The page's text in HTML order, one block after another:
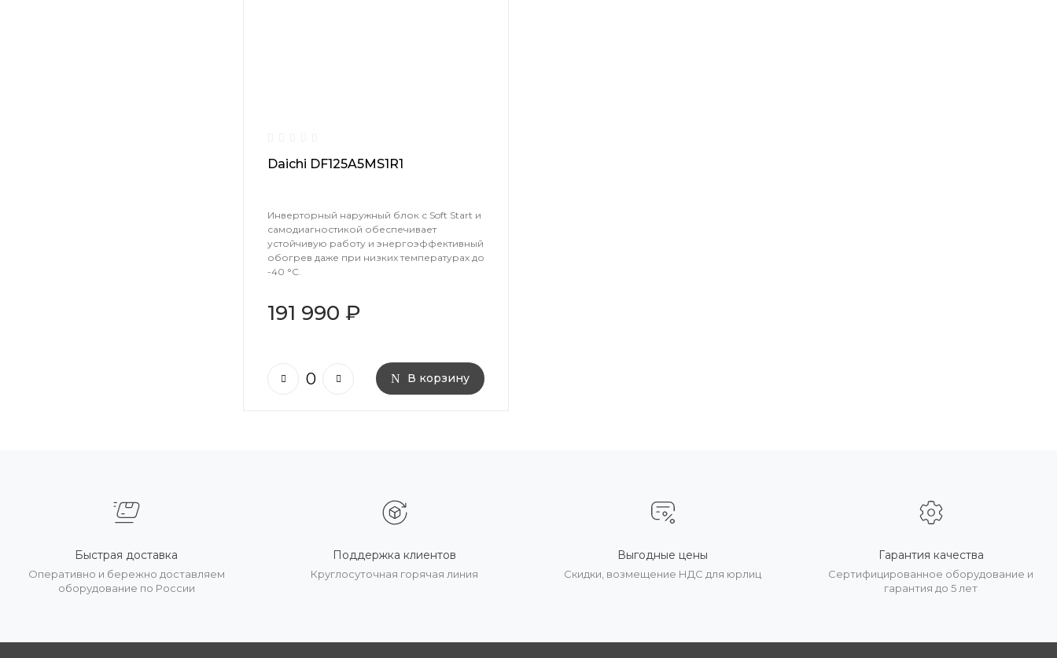
Daichi DF125A5MS1R1
Инверторный наружный блок с Soft Start и
самодиагностикой обеспечивает
устойчивую работу и энергоэффективный
обогрев даже при низких температурах до
-40 °С.
191 990 ₽
В корзину
Быстрая доставка
Оперативно и бережно доставляем
оборудование по России
Поддержка клиентов
Круглосуточная горячая линия
Выгодные цены
Скидки, возмещение НДС для юрлиц
Гарантия качества
Сертифицированное оборудование и
гарантия до 5 лет